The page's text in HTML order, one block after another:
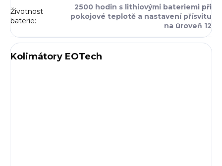
Životnost
baterie:
2500 hodin s lithiovými bateriemi při
pokojové teplotě a nastavení přísvitu
na úroveň 12
Kolimátory EOTech